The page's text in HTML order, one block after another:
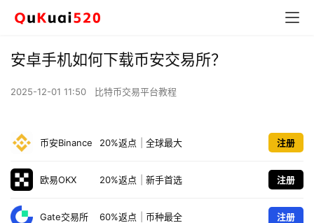
安卓手机如何下载币安交易所？
2025-12-01 11:50 比特币交易平台教程
币安Binance 20%返点 全球最大 注册
欧易OKX 20%返点 新手首选 注册
Gate交易所 60%返点 币种最全 注册